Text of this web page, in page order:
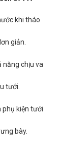
khi tháo
giản.
năng chịu va
tưới.
phụ kiện tưới
bày.